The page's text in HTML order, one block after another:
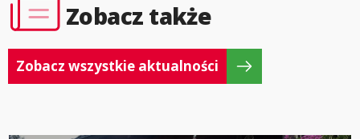
Zobacz także
Zobacz wszystkie aktualności